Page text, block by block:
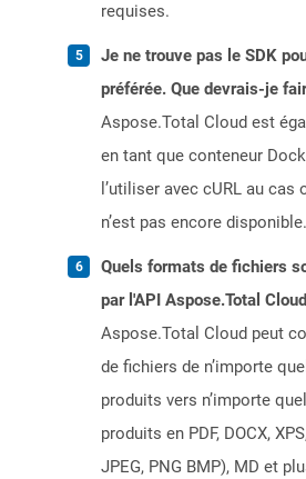
requises.
Je ne trouve pas le SDK
préférée. Que devrais-je
Aspose.Total Cloud est
en tant que conteneur
l’utiliser avec cURL au cas
n’est pas encore disponible.
Quels formats de fichiers
par l'API Aspose.Total
Aspose.Total Cloud peut
de fichiers de n’importe
produits vers n’importe
produits en PDF, DOCX,
JPEG, PNG BMP), MD et